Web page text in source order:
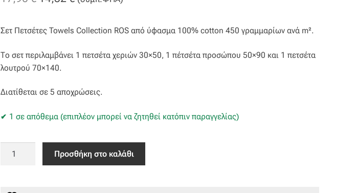
was:
17,90 €.
τιμή
είναι:
Σετ Πετσέτες Towels Collection ROS από ύφασμα 100% cotton 450 γραμμαρίων ανά m².
Το σετ περιλαμβάνει 1 πετσέτα χεριών 30×50, 1 πέτσέτα προσώπου 50×90 και 1 πετσέτα
λουτρού 70×140.
Διατίθεται σε 5 αποχρώσεις.
1 σε απόθεμα (επιπλέον μπορεί να ζητηθεί κατόπιν παραγγελίας)
Προσθήκη στο καλάθι